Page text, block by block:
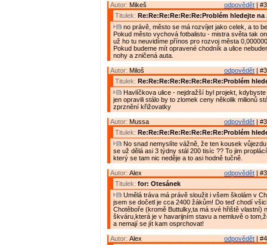
odpovědět |
Autor: Mikeš
Titulek: Re:Re:Re:Re:Re:Re:Problém hledejte na
no právě, město se má rozvíjet jako celek, a to
Pokud město vychová fotbalistu - mistra světa tak
už ho tu neuvidíme přínos pro rozvoj města
Pokud budeme mít opravené chodník a ulice
nohy a zničená auta.
odpovědět |
Autor: Miloš
Titulek: Re:Re:Re:Re:Re:Re:Re:Re:Problém
Havlíčkova ulice - nejdražší byl projekt, kdybyste
jen opravili stálo by to zlomek ceny několik milionů
zprznění křižovatky
odpovědět |
Autor: Mussa
Titulek: Re:Re:Re:Re:Re:Re:Re:Re:Problém
No snad nemyslíte vážně, že ten kousek
se už dělá asi 3 týdny stál 200 tisíc ?? To jim
který se tam nic neděje a to asi hodně tučně.
odpovědět |
Autor: Alex
Titulek: for: Otesánek
Umělá tráva má právě sloužit i všem školám v
jsem se dočetl je cca 2400 žákům! Do teď chodí
Chotěboře (kromě Buttulky,ta má své hřiště vlastní)
škváru,která je v havarijním stavu a nemluvě o
a nemají se jít kam osprchovat!
odpovědět |
Autor: Alex